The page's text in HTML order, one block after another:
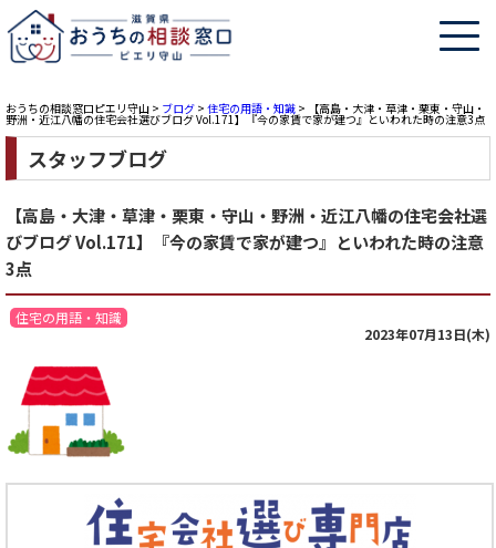
おうちの相談窓口ピエリ守山 > ブログ > 住宅の用語・知識 > 【高島・大津・草津・栗東・守山・
野洲・近江八幡の住宅会社選びブログ Vol.171】『今の家賃で家が建つ』といわれた時の注意3点
スタッフブログ
【高島・大津・草津・栗東・守山・野洲・近江八幡の住宅会社選
びブログ Vol.171】『今の家賃で家が建つ』といわれた時の注意
3点
住宅の用語・知識
2023年07月13日(木)